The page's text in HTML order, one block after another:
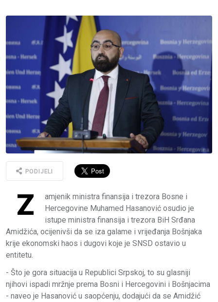
PODIJELI
Z
amjenik ministra finansija i trezora Bosne i
Hercegovine Muhamed Hasanović osudio je
istupe ministra finansija i trezora BiH Srđana
Amidžića, ocijenivši da se iza galame i vrijeđanja Bošnjaka
krije ekonomski haos i dugovi koje je SNSD ostavio u
entitetu.
- Što je gora situacija u Republici Srpskoj, to su glasniji
njihovi ispadi mržnje prema Bosni i Hercegovini i Bošnjacima
- naveo je Hasanović u saopćenju, dodajući da se Amidžić